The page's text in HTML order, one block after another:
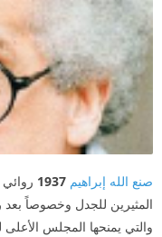
صنع الله إبراهيم 1937
والتي يمنحها المجلس